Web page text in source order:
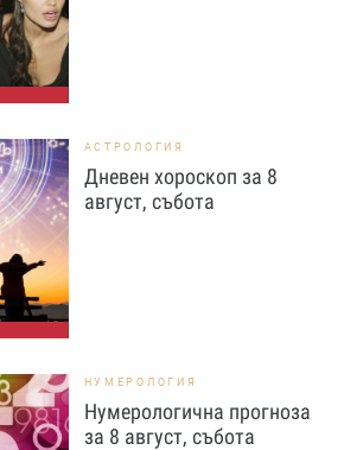
АСТРОЛОГИЯ
Дневен хороскоп за 8
август, събота
НУМЕРОЛОГИЯ
Нумерологична прогноза
за 8 август, събота